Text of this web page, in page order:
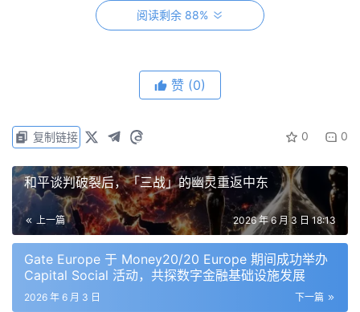
用户会先去项目官方账号查看，浏览其他 KOL 的帖子和评
和指南，最后用一小笔测试资金存入。
是 Kol 的内容和真实数据。
这就是为什么 X 仍然是 DeFi 的核心战场：这里是叙事形成
的地方，是漏洞被实时曝光的地方，也是创始人、研究员在
评论区激烈辩论的地方。
对协议团队的实际启示是：发现阶段的目标不是追求爆款，
而是被那些数据驱动的用户已经信任的账号提及，并且当用
户去核查时，所有数据都能站得住脚。一条强有力的 X 提
阅读剩余 88%
赞 (0)
0 0
复制链接
和平谈判破裂后，「三战」的幽灵重返中东
上一篇 2026 年 6 月 3 日 18:13
Gate Europe 于 Money20/20 Europe 期间成功举办
Capital Social 活动，共探数字金融基础设施发展
下一篇
2026 年 6 月 3 日